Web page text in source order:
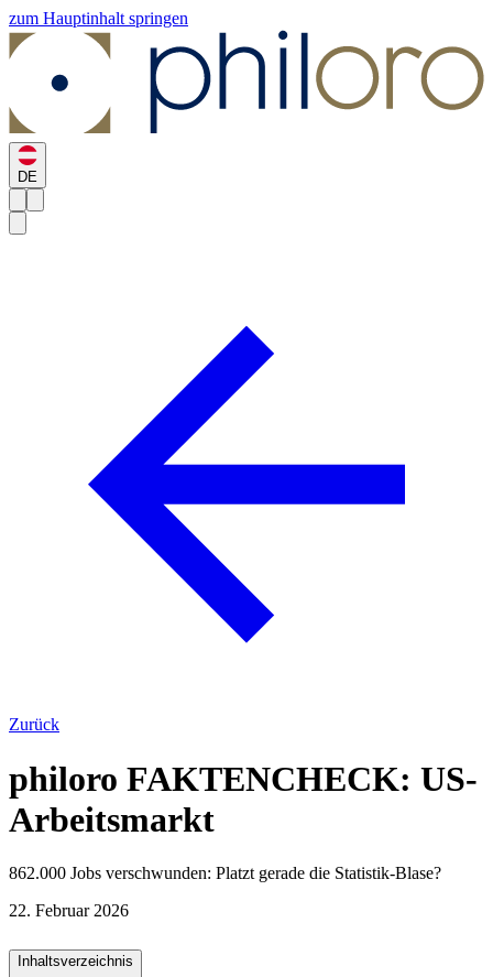
zum Hauptinhalt springen
DE
Zurück
philoro FAKTENCHECK: US-
Arbeitsmarkt
862.000 Jobs verschwunden: Platzt gerade die Statistik-Blase?
22. Februar 2026
Inhaltsverzeichnis